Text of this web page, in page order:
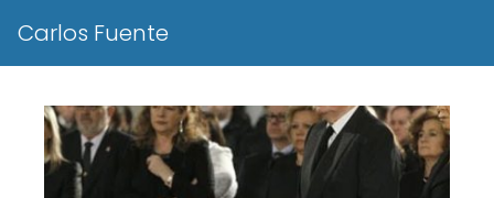
Carlos Fuente